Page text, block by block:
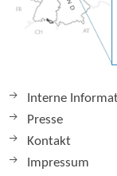
Interne
Presse
Kontakt
Impressum